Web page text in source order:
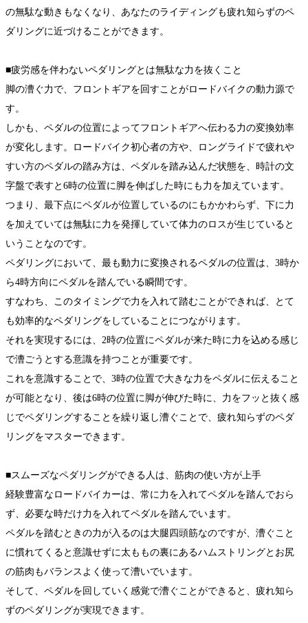
の無駄な動きもなくなり、あなたのライディングも疲れ知らずのペ
ダリングに近づけることができます。
■疲労感を伴わないペダリングとは無駄な力を抜くこと
脚の漕ぐ力で、フロントギアを回すことがロードバイクの動力源で
す。
しかも、ペダルの位置によってフロントギアへ伝わる力の変換効率
が変化します。ロードバイク初心者の方や、ロングライドで疲れや
すい方のペダルの踏み方は、ペダルを踏み込んだ状態を、時計の文
字盤で表すと6時の位置に脚を伸ばした時にも力を加えています。
つまり、最下点にペダルが位置しているのにもかかわらず、下に力
を加えていては無駄に力を発揮していて体力のロスが生じていると
いうことなのです。
ペダリングにおいて、最も動力に変換されるペダルの位置は、3時か
ら4時方向にペダルを踏んでいる瞬間です。
すなわち、このタイミングで力を入れて踏むことができれば、とて
も効率的なペダリングをしていることにつながります。
それを実現するには、2時の位置にペダルが来た時に力を込める感じ
で漕ごうとする意識を持つことが重要です。
これを意識することで、3時の位置で大きな力をペダルに伝えること
が可能となり、後は6時の位置に脚が伸びた時に、力をフッと抜く感
じでペダリングすることを繰り返し漕ぐことで、疲れ知らずのペダ
リングをマスターできます。
■スムーズなペダリングができる人は、筋肉の使い方が上手
経験豊富なロードバイカーは、常に力を入れてペダルを踏んでおら
ず、必要な時だけ力を入れてペダルを踏んでいます。
ペダルを踏むときの力が入るのは大腿四頭筋なのですが、漕ぐこと
に慣れてくると意識せずに太ももの裏にあるハムストリングとお尻
の筋肉もバランスよく使って漕いでいます。
そして、ペダルを回していく感覚で漕ぐことができると、疲れ知ら
ずのペダリングが実現できます。